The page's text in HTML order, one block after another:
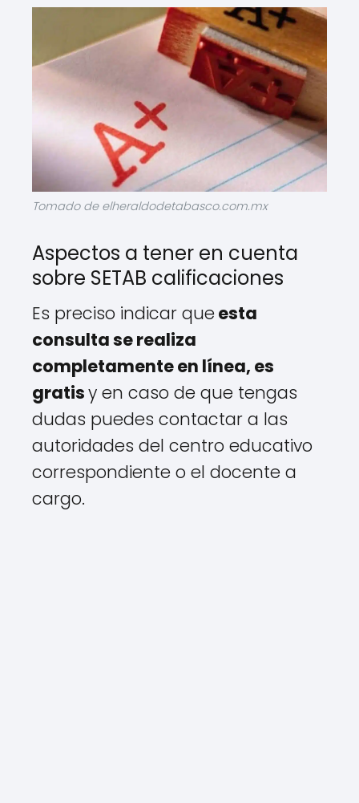
Tomado de elheraldodetabasco.com.mx
Aspectos a tener en cuenta
sobre SETAB calificaciones
Es preciso indicar queesta
consulta se realiza
completamente en línea, es
gratisy en caso de que tengas
dudas puedes contactar a las
autoridades del centro educativo
correspondiente o el docente a
cargo.